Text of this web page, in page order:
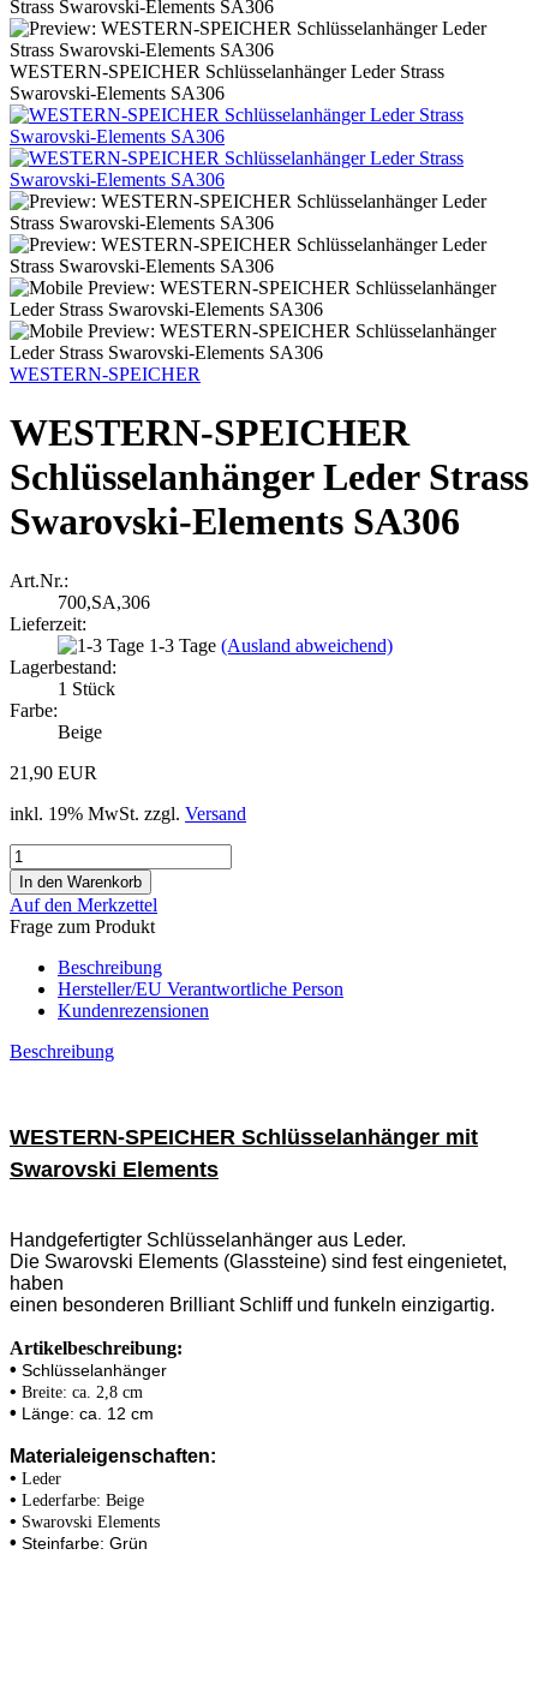
WESTERN-SPEICHER Schlüsselanhänger Leder Strass
Swarovski-Elements SA306
WESTERN-SPEICHER
WESTERN-SPEICHER
Schlüsselanhänger Leder Strass
Swarovski-Elements SA306
Art.Nr.:
700,SA,306
Lieferzeit:
1-3 Tage (Ausland abweichend)
Lagerbestand:
1 Stück
Farbe:
Beige
21,90 EUR
inkl. 19% MwSt. zzgl. Versand
Auf den Merkzettel
Frage zum Produkt
Beschreibung
Hersteller/EU Verantwortliche Person
Kundenrezensionen
Beschreibung
WESTERN-SPEICHER Schlüsselanhänger mit
Swarovski Elements
Handgefertigter Schlüsselanhänger aus Leder.
Die Swarovski Elements (Glassteine) sind fest eingenietet,
haben
einen besonderen Brilliant Schliff und funkeln einzigartig.
Artikelbeschreibung:
• Schlüsselanhänger
• Breite: ca. 2,8 cm
• Länge: ca. 12 cm
Materialeigenschaften:
• Leder
• Lederfarbe: Beige
• Swarovski Elements
• Steinfarbe: Grün